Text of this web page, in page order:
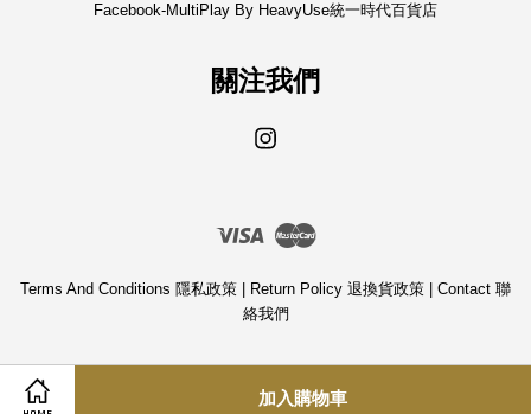
加入購物車
Facebook-MultiPlay By HeavyUse統一時代百貨店
關注我們
Visa Master
Terms And Conditions 隱私政策 Return Policy 退換貨政策
Contact 聯
絡我們